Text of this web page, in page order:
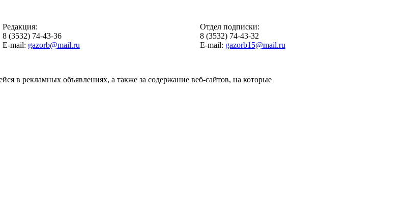
Редакция:
8 (3532) 74-43-36
E-mail: gazorb@mail.ru
Отдел подписки:
8 (3532) 74-43-32
E-mail: gazorb15@mail.ru
в рекламных объявлениях, а также за содержание веб-сайтов, на которые